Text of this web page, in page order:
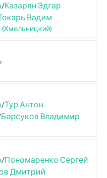
/Казарян Эдгар
Вадим
/Тур Антон
Барсуков Владимир
/Пономаренко Сергей
Дмитрий